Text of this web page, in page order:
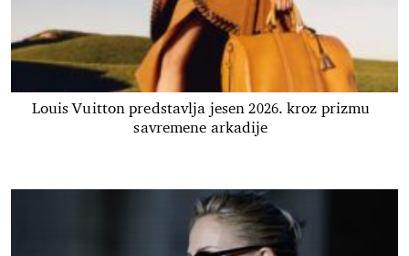
Louis Vuitton predstavlja jesen 2026. kroz prizmu
savremene arkadije